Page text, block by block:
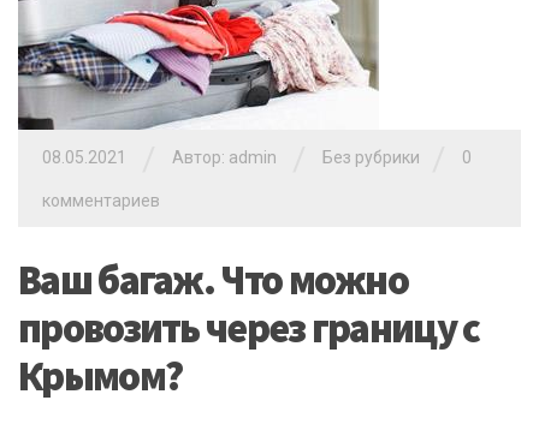
08.05.2021 Автор: admin Без рубрики 0
комментариев
Ваш багаж. Что можно
провозить через границу с
Крымом?